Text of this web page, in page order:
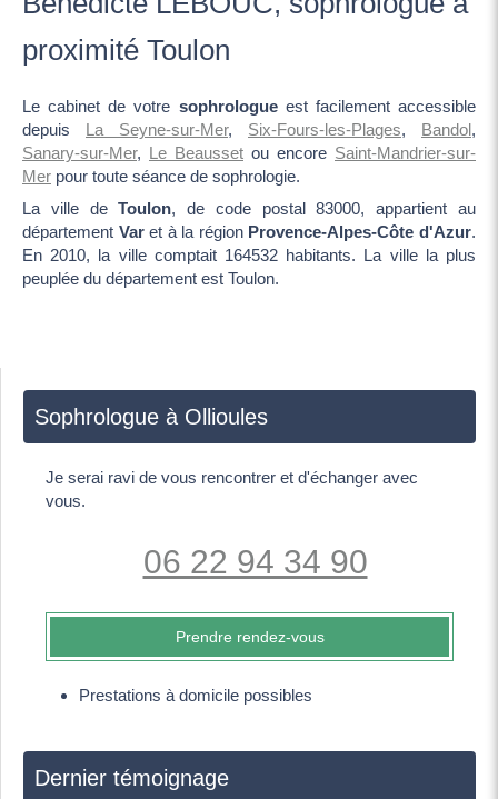
proximité Toulon
Le cabinet de votre sophrologueest facilement accessible
depuis La Seyne-sur-Mer, Six-Fours-les-Plages, Bandol,
Sanary-sur-Mer, Le Beausset ou encore Saint-Mandrier-sur-
Mer pour toute séance de sophrologie.
La ville deToulon, de code postal 83000, appartient au
département Varet à la région Provence-Alpes-Côte d'Azur.
En 2010, la ville comptait 164532 habitants. La ville la plus
peuplée du département est Toulon.
Sophrologue à Ollioules
Je serai ravi de vous rencontrer et d'échanger avec
vous.
06 22 94 34 90
Prendre rendez-vous
Prestations à domicile possibles
Dernier témoignage